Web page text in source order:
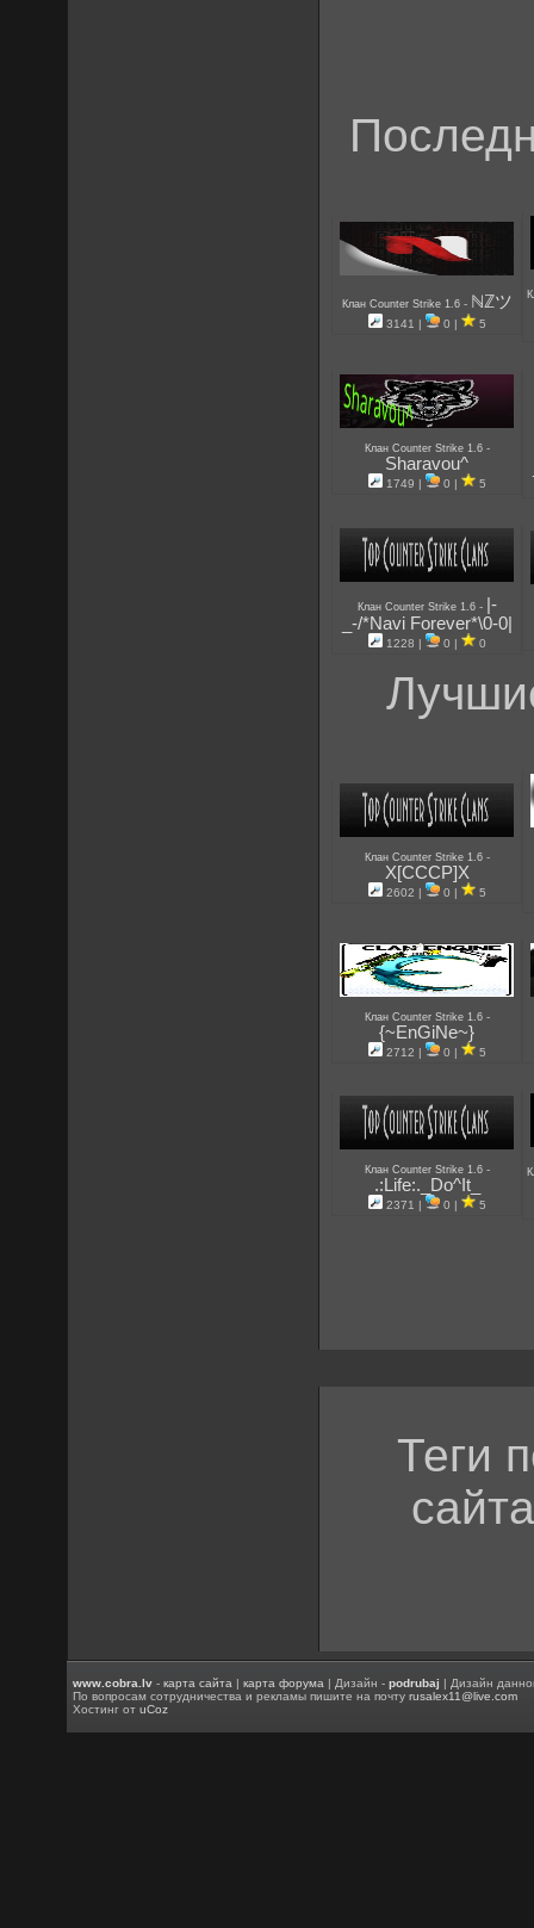
Клан Counter Strike 1.6 - ℕℤツ
3141 | 0 | 5
Клан Counter Strike 1.6 -
Sharavou^
1749 | 0 | 5
Клан Counter Strike 1.6 -
|-
_-/*Navi Forever*\0-0|
1228 | 0 | 0
Клан Counter Strike 1.6 -
X[CCCP]X
2602 | 0 | 5
Клан Counter Strike 1.6 -
{~EnGiNe~}
2712 | 0 | 5
Клан Counter Strike 1.6 -
.:Life:._Do^It_
2371 | 0 | 5
Теги
www.cobra.lv -карта сайта |карта форума | Дизайн -podrubaj | Дизайн
По вопросам сотрудничества и рекламы пишите на почтуrusalex11@live.com
Хостинг отuCoz